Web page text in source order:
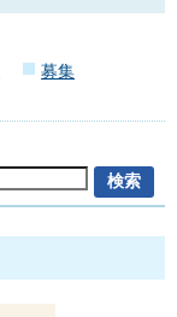
募集